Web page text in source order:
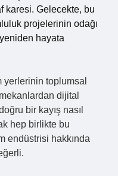
karesi. Gelecekte, bu
projelerinin odağı
hayata
toplumsal
dijital
bir kayış nasıl
hep birlikte bu
endüstrisi hakkında